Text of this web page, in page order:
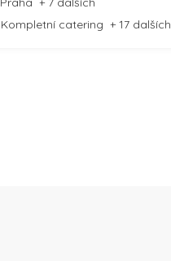
Kompletní catering + 17 dalších